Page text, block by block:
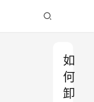
如
何
卸